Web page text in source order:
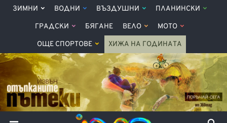
ЗИМНИ ВОДНИ ВЪЗДУШНИ ПЛАНИНСКИ
ГРАДСКИ БЯГАНЕ ВЕЛО МОТО
ОЩЕ СПОРТОВЕ ХИЖА НА ГОДИНАТА